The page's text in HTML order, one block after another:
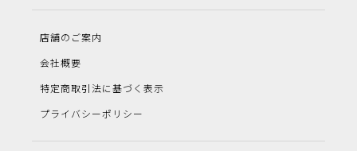
店舗のご案内
会社概要
特定商取引法に基づく表示
プライバシーポリシー